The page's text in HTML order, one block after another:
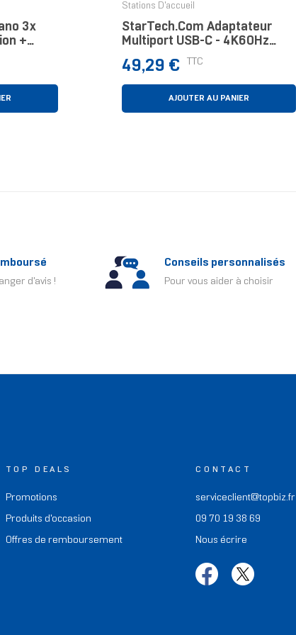
3x
+
Stations D'accueil
StarTech.com Adaptateur
Multiport USB-C - 4K60Hz
HDMI/VGA - Hub USB 3 Ports -
100W Power Delivery Pass-
Through, GbE, Mini Statio
Prix
49,29 € TTC
AJOUTER AU PANIER
d'avis !
Conseils personnalisés
Pour vous aider à choisir
TOP DEALS
Promotions
Produits d'occasion
Offres de remboursement
CONTACT
serviceclient@topbiz.fr
09 70 19 38 69
Nous écrire